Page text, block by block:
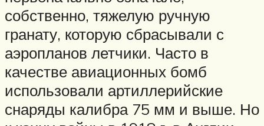
собственно, тяжелую ручную
гранату, которую сбрасывали с
аэропланов летчики. Часто в
качестве авиационных бомб
использовали артиллерийские
снаряды калибра 75 мм и выше. Но